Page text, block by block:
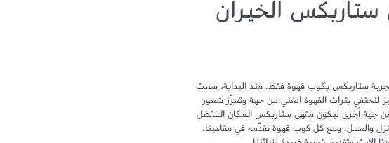
ستاربكس الخيران
ستاربكس نحو التميز لتحتفي بتراث القهوة الغني من جهة وتعزّز شعور